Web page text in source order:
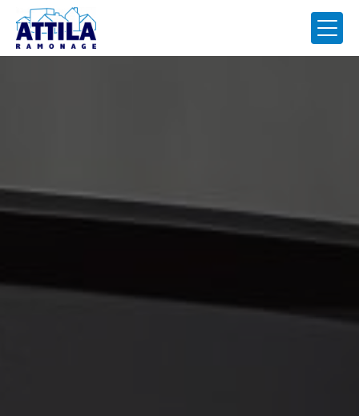
Panneau de gestion des cookies